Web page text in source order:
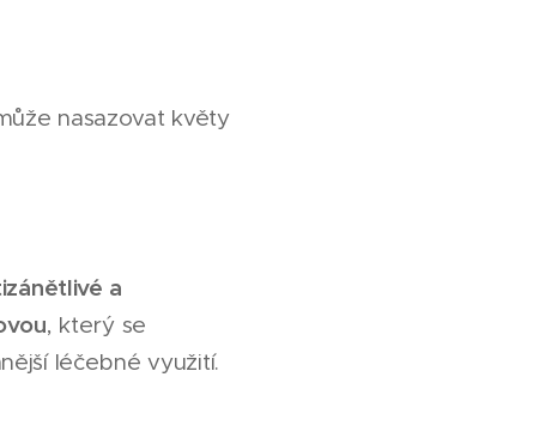
nasazovat květy
a
, který se
léčebné využití.